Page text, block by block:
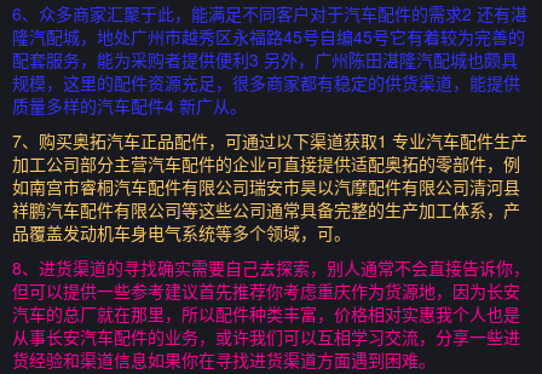
6、众多商家汇聚于此，能满足不同客户对于汽车配件的需求2 还有湛
隆汽配城，地处广州市越秀区永福路45号自编45号它有着较为完善的
配套服务，能为采购者提供便利3 另外，广州陈田湛隆汽配城也颇具
规模，这里的配件资源充足，很多商家都有稳定的供货渠道，能提供
质量多样的汽车配件4 新广从。
7、购买奥拓汽车正品配件，可通过以下渠道获取1 专业汽车配件生产
加工公司部分主营汽车配件的企业可直接提供适配奥拓的零部件，例
如南宫市睿桐汽车配件有限公司瑞安市昊以汽摩配件有限公司清河县
祥鹏汽车配件有限公司等这些公司通常具备完整的生产加工体系，产
品覆盖发动机车身电气系统等多个领域，可。
8、进货渠道的寻找确实需要自己去探索，别人通常不会直接告诉你，
但可以提供一些参考建议首先推荐你考虑重庆作为货源地，因为长安
汽车的总厂就在那里，所以配件种类丰富，价格相对实惠我个人也是
从事长安汽车配件的业务，或许我们可以互相学习交流，分享一些进
货经验和渠道信息如果你在寻找进货渠道方面遇到困难。